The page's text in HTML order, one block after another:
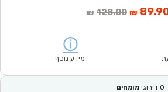
₪ 128.00המחיר
₪
מידע נוסף
0 דירוגי מומחים